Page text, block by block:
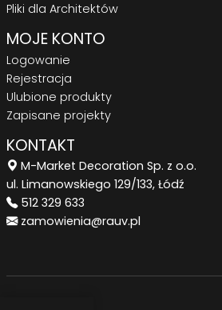
Pliki dla Architektów
MOJE KONTO
Logowanie
Rejestracja
Ulubione produkty
Zapisane projekty
KONTAKT
M-Market Decoration Sp. z o.o.
ul. Limanowskiego 129/133, Łódź
512 329 633
zamowienia@rauv.pl